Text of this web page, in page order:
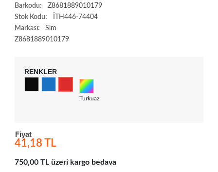
Barkodu:
Z8681889010179
Stok Kodu:
İTH446-74404
Markası:
Slm
Z8681889010179
RENKLER
Turkuaz
Fiyat
41,18 TL
750,00 TL üzeri kargo bedava